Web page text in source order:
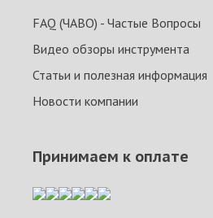
FAQ (ЧАВО) - Частые Вопросы
Видео обзоры инструмента
Статьи и полезная информация
Новости компании
Принимаем к оплате